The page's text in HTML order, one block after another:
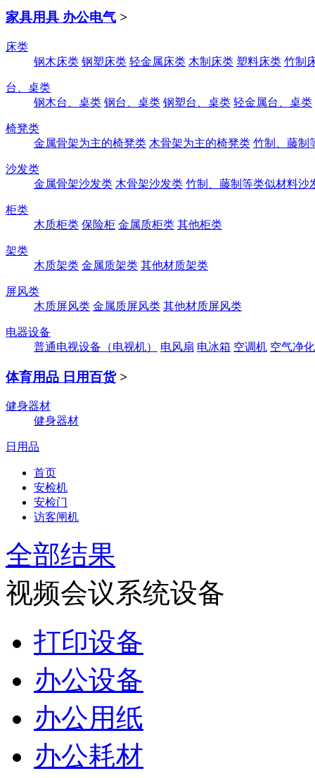
家具用具 办公电气 >
床类
钢木床类 钢塑床类 轻金属床类 木制床类 塑料床类 竹制
台、桌类
钢木台、桌类 钢台、桌类 钢塑台、桌类 轻金属台、桌类
椅凳类
金属骨架为主的椅凳类 木骨架为主的椅凳类 竹制、藤制
沙发类
金属骨架沙发类 木骨架沙发类 竹制、藤制等类似材料沙
柜类
木质柜类 保险柜 金属质柜类 其他柜类
架类
木质架类 金属质架类 其他材质架类
屏风类
木质屏风类 金属质屏风类 其他材质屏风类
电器设备
普通电视设备（电视机）
电风扇 电冰箱 空调机 空气净
体育用品 日用百货 >
健身器材
健身器材
日用品
首页
安检机
安检门
访客闸机
全部结果
视频会议系统设备
打印设备
办公设备
办公用纸
办公耗材